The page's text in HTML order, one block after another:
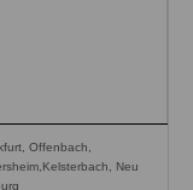
Offenbach,
Neu